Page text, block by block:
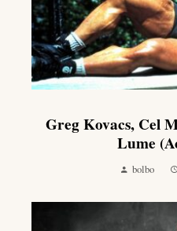
Greg Kovacs, Cel
Lume
bolbo